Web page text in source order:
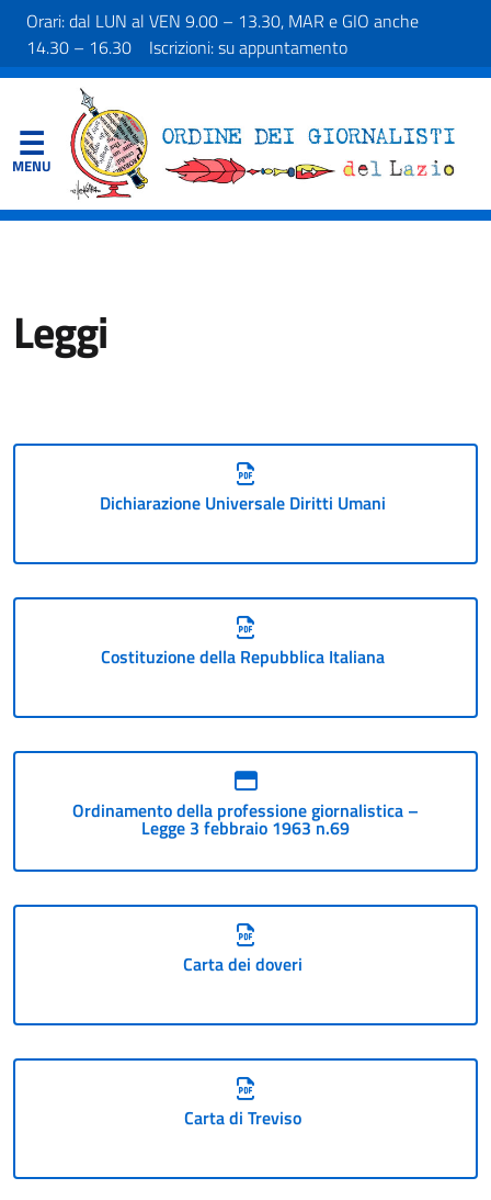
Orari: dal LUN al VEN 9.00 – 13.30, MAR e GIO anche
14.30 – 16.30 Iscrizioni: su appuntamento
Leggi
Dichiarazione Universale Diritti Umani
Costituzione della Repubblica Italiana
Ordinamento della professione giornalistica –
Legge 3 febbraio 1963 n.69
Carta dei doveri
Carta di Treviso